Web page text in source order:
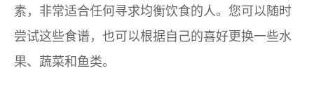
素，非常适合任何寻求均衡饮食的人。您可以随时
尝试这些食谱，也可以根据自己的喜好更换一些水
果、蔬菜和鱼类。